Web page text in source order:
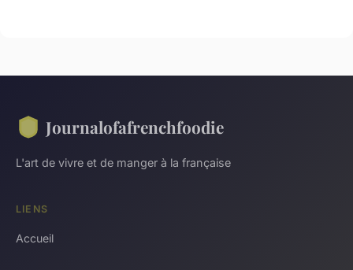
Journalofafrenchfoodie
L'art de vivre et de manger à la française
LIENS
Accueil